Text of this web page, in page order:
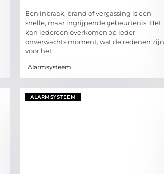
Een inbraak, brand of vergassing is een
snelle, maar ingrijpende gebeurtenis. Het
kan iedereen overkomen op ieder
onverwachts moment, wat de redenen zijn
voor het
Alarmsysteem
ALARMSYSTEEM